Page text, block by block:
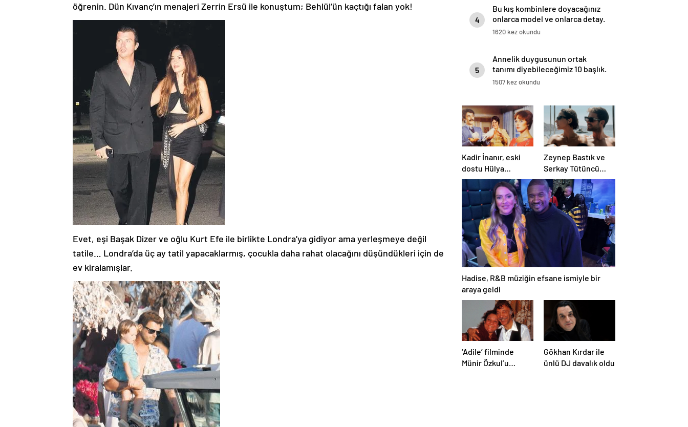
öğrenin. Dün Kıvanç’ın menajeri Zerrin Ersü ile konuştum; Behlül’ün kaçtığı falan yok!
Evet, eşi Başak Dizer ve oğlu Kurt Efe ile birlikte Londra’ya gidiyor ama yerleşmeye değil
tatile… Londra’da üç ay tatil yapacaklarmış, çocukla daha rahat olacağını düşündükleri için de
ev kiralamışlar.
4
Bu kış kombinlere doyacağınız
onlarca model ve onlarca detay.
1620 kez okundu
5
Annelik duygusunun ortak
tanımı diyebileceğimiz 10 başlık.
1507 kez okundu
Kadir İnanır, eski
dostu Hülya
Koçyiğit’e dava açtı
Zeynep Bastık ve
Serkay Tütüncü
ilişkilerinin 1. yılını
kutladı
Hadise, R&B müziğin efsane ismiyle bir
araya geldi
‘Adile’ filminde
Münir Özkul’u
Gökhan Kırdar ile
ünlü DJ davalık oldu